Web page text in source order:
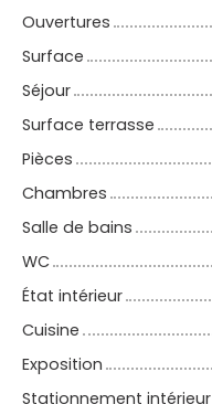
Ouvertures
Surface
Séjour
Surface terrasse
Pièces
Chambres
Salle de bains
WC
État intérieur
Cuisine
Exposition
Stationnement intérieur